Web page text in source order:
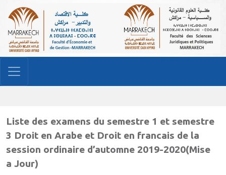
Liste des examens du semestre 1 et semestre
3 Droit en Arabe et Droit en francais de la
session ordinaire d’automne 2019-2020(Mise
a Jour)